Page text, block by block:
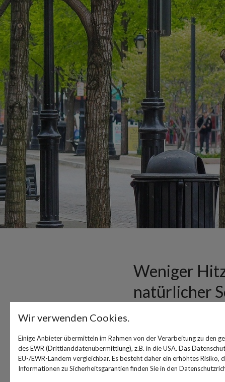
Weniger
natürlicher
In den letzten Jahren
unter der Hitze als die
hat. Der Klimawandel
es gibt eine einfache,
Wir verwenden Cookies.
Einige Anbieter übermitteln im Rahmen von der Verarbeitung zu den
des EWR (Drittlanddatenübermittlung), z.B. in die USA. Das
EU-/EWR-Ländern vergleichbar. Es besteht daher ein erhöhtes
Informationen zu Sicherheitsgarantien finden Sie in den